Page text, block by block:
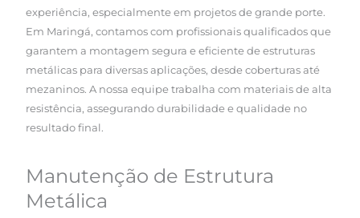
experiência, especialmente em projetos de grande porte.
Em Maringá, contamos com profissionais qualificados que
garantem a montagem segura e eficiente de estruturas
metálicas para diversas aplicações, desde coberturas até
mezaninos. A nossa equipe trabalha com materiais de alta
resistência, assegurando durabilidade e qualidade no
resultado final.
Manutenção de Estrutura
Metálica